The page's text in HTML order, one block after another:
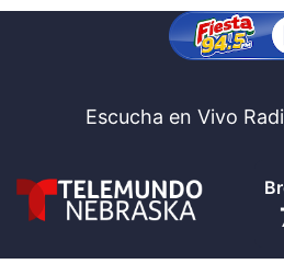
Escucha en Vivo